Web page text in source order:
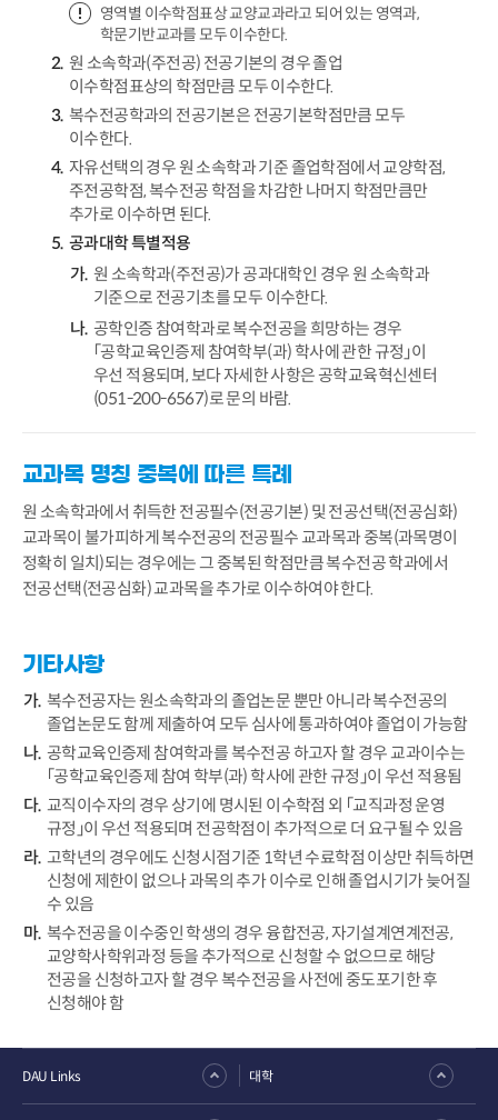
영역별 이수학점표상 교양교과라고 되어 있는 영역과,
학문기반교과를 모두 이수한다.
원 소속학과(주전공) 전공기본의 경우 졸업
이수학점표상의 학점만큼 모두 이수한다.
복수전공학과의 전공기본은 전공기본학점만큼 모두
이수한다.
자유선택의 경우 원 소속학과 기준 졸업학점에서 교양학점,
주전공학점, 복수전공 학점을 차감한 나머지 학점만큼만
추가로 이수하면 된다.
공과대학 특별적용
원 소속학과(주전공)가 공과대학인 경우 원 소속학과
기준으로 전공기초를 모두 이수한다.
공학인증 참여학과로 복수전공을 희망하는 경우
「공학교육인증제 참여학부(과) 학사에 관한 규정」이
우선 적용되며, 보다 자세한 사항은 공학교육혁신센터
(051-200-6567)로 문의 바람.
교과목 명칭 중복에 따른 특례
원 소속학과에서 취득한 전공필수(전공기본) 및 전공선택(전공심화)
교과목이 불가피하게 복수전공의 전공필수 교과목과 중복(과목명이
정확히 일치)되는 경우에는 그 중복된 학점만큼 복수전공 학과에서
전공선택(전공심화) 교과목을 추가로 이수하여야 한다.
기타사항
복수전공자는 원소속학과의 졸업논문 뿐만 아니라 복수전공의
졸업논문도 함께 제출하여 모두 심사에 통과하여야 졸업이 가능함
공학교육인증제 참여학과를 복수전공 하고자 할 경우 교과이수는
「공학교육인증제 참여 학부(과) 학사에 관한 규정」이 우선 적용됨
교직이수자의 경우 상기에 명시된 이수학점 외 「교직과정 운영
규정」이 우선 적용되며 전공학점이 추가적으로 더 요구될 수 있음
고학년의 경우에도 신청시점기준 1학년 수료학점 이상만 취득하면
신청에 제한이 없으나 과목의 추가 이수로 인해 졸업시기가 늦어질
수 있음
복수전공을 이수중인 학생의 경우 융합전공, 자기설계연계전공,
교양학사학위과정 등을 추가적으로 신청할 수 없으므로 해당
전공을 신청하고자 할 경우 복수전공을 사전에 중도포기한 후
신청해야 함
DAU Links 대학